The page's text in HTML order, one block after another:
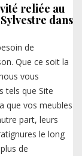
reliée au
dans
de
Que ce soit la
vous
tels que Site
que vos meubles
part, leurs
le long
de